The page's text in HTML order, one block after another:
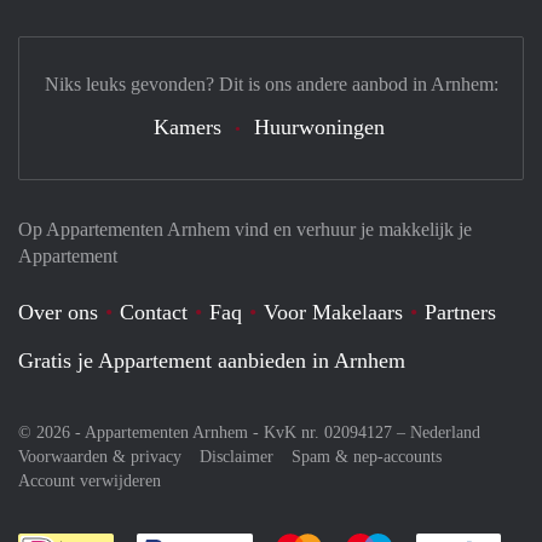
Op Appartementen Arnhem vind en verhuur je makkelijk je
Appartement
Over ons Contact Faq Voor Makelaars
Partners
Gratis je Appartement aanbieden in Arnhem
© 2026 - Appartementen Arnhem - KvK nr. 02094127 – Nederland
Voorwaarden & privacy
Disclaimer
Spam & nep-accounts
Account verwijderen
Niks leuks gevonden? Dit is ons andere aanbod in Arnhem:
Kamers Huurwoningen